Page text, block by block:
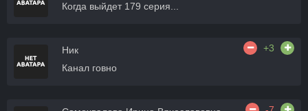
Когда выйдет 179 серия...
Ник
+3
Канал говно